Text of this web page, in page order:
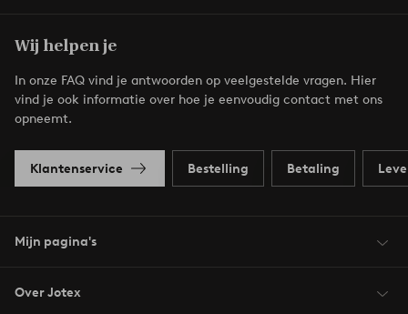
Wij helpen je
In onze FAQ vind je antwoorden op veelgestelde vragen. Hier
vind je ook informatie over hoe je eenvoudig contact met ons
opneemt.
Klantenservice Bestelling Betaling
Mijn pagina's
Over Jotex